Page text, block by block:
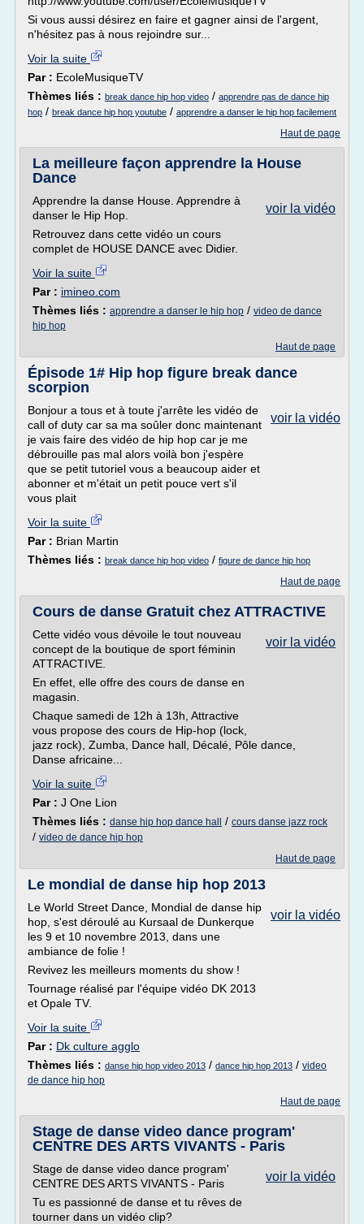
Si vous aussi désirez en faire et gagner ainsi de l'argent,
n'hésitez pas à nous rejoindre sur...
Voir la suite
Par : EcoleMusiqueTV
Thèmes liés : break dance hip hop video / apprendre pas de dance hip
hop / break dance hip hop youtube / apprendre a danser le hip hop facilement
Haut de page
La meilleure façon apprendre la House
Dance
voir la vidéo
Apprendre la danse House. Apprendre à
danser le Hip Hop.
Retrouvez dans cette vidéo un cours
complet de HOUSE DANCE avec Didier.
Voir la suite
Par : imineo.com
Thèmes liés : apprendre a danser le hip hop / video de dance
hip hop
Haut de page
Épisode 1# Hip hop figure break dance
scorpion
voir la vidéo
Bonjour a tous et à toute j'arrête les vidéo de
call of duty car sa ma soûler donc maintenant
je vais faire des vidéo de hip hop car je me
débrouille pas mal alors voilà bon j'espère
que se petit tutoriel vous a beaucoup aider et
abonner et m'était un petit pouce vert s'il
vous plait
Voir la suite
Par : Brian Martin
Thèmes liés : break dance hip hop video / figure de dance hip hop
Haut de page
Cours de danse Gratuit chez ATTRACTIVE
voir la vidéo
Cette vidéo vous dévoile le tout nouveau
concept de la boutique de sport féminin
ATTRACTIVE.
En effet, elle offre des cours de danse en
magasin.
Chaque samedi de 12h à 13h, Attractive
vous propose des cours de Hip-hop (lock,
jazz rock), Zumba, Dance hall, Décalé, Pôle dance,
Danse africaine...
Voir la suite
Par : J One Lion
Thèmes liés : danse hip hop dance hall / cours danse jazz rock
/ video de dance hip hop
Haut de page
Le mondial de danse hip hop 2013
voir la vidéo
Le World Street Dance, Mondial de danse hip
hop, s'est déroulé au Kursaal de Dunkerque
les 9 et 10 novembre 2013, dans une
ambiance de folie !
Revivez les meilleurs moments du show !
Tournage réalisé par l'équipe vidéo DK 2013
et Opale TV.
Voir la suite
Par : Dk culture agglo
Thèmes liés : danse hip hop video 2013 / dance hip hop 2013 / video
de dance hip hop
Haut de page
Stage de danse video dance program'
CENTRE DES ARTS VIVANTS - Paris
voir la vidéo
Stage de danse video dance program'
CENTRE DES ARTS VIVANTS - Paris
Tu es passionné de danse et tu rêves de
tourner dans un vidéo clip?